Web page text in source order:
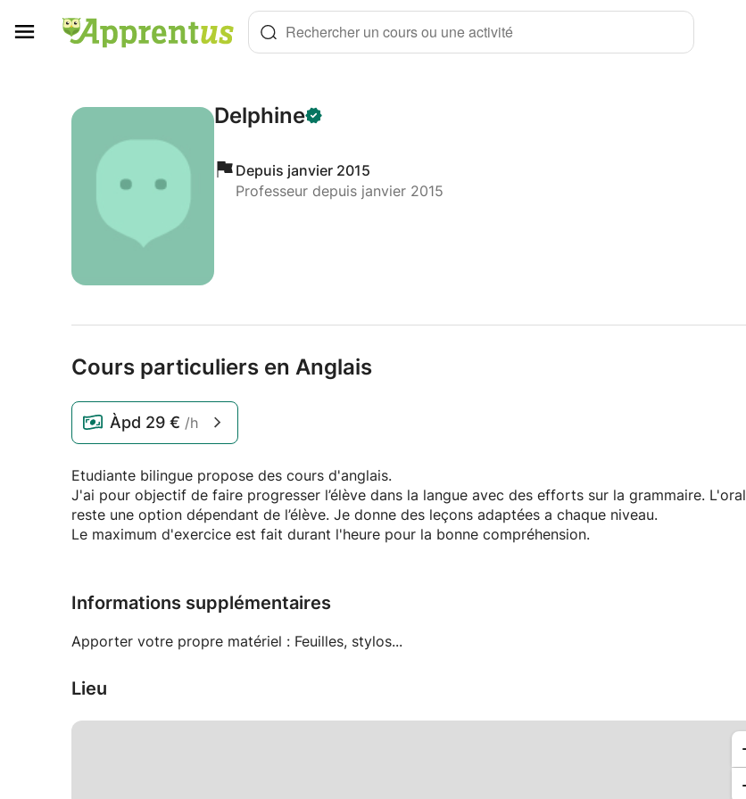
Rechercher un cours ou une activité
Delphine
Depuis janvier 2015
Professeur depuis janvier 2015
Cours particuliers en Anglais
Àpd 29 € /h
Etudiante bilingue propose des cours d'anglais.
J'ai pour objectif de faire progresser l’élève dans la langue avec des efforts sur la grammaire. L'oral
reste une option dépendant de l’élève. Je donne des leçons adaptées a chaque niveau.
Le maximum d'exercice est fait durant l'heure pour la bonne compréhension.
Informations supplémentaires
Apporter votre propre matériel : Feuilles, stylos...
Lieu